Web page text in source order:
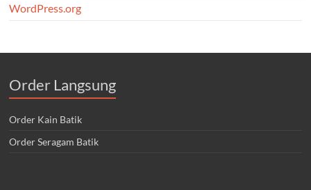
WordPress.org
Order Langsung
Order Kain Batik
Order Seragam Batik